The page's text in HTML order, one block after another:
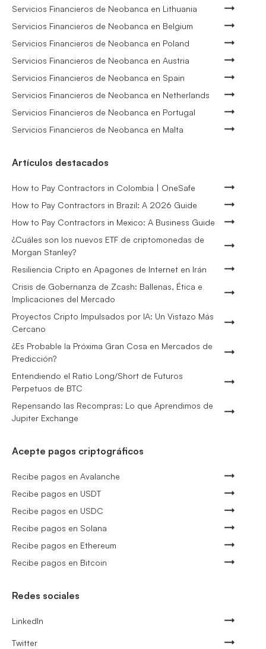
Servicios Financieros de Neobanca en Lithuania
Servicios Financieros de Neobanca en Belgium
Servicios Financieros de Neobanca en Poland
Servicios Financieros de Neobanca en Austria
Servicios Financieros de Neobanca en Spain
Servicios Financieros de Neobanca en Netherlands
Servicios Financieros de Neobanca en Portugal
Servicios Financieros de Neobanca en Malta
Artículos destacados
How to Pay Contractors in Colombia | OneSafe
How to Pay Contractors in Brazil: A 2026 Guide
How to Pay Contractors in Mexico: A Business Guide
¿Cuáles son los nuevos ETF de criptomonedas de
Morgan Stanley?
Resiliencia Cripto en Apagones de Internet en Irán
Crisis de Gobernanza de Zcash: Ballenas, Ética e
Implicaciones del Mercado
Proyectos Cripto Impulsados por IA: Un Vistazo Más
Cercano
¿Es Probable la Próxima Gran Cosa en Mercados de
Predicción?
Entendiendo el Ratio Long/Short de Futuros
Perpetuos de BTC
Repensando las Recompras: Lo que Aprendimos de
Jupiter Exchange
Acepte pagos criptográficos
Recibe pagos en Avalanche
Recibe pagos en USDT
Recibe pagos en USDC
Recibe pagos en Solana
Recibe pagos en Ethereum
Recibe pagos en Bitcoin
Redes sociales
LinkedIn
Twitter